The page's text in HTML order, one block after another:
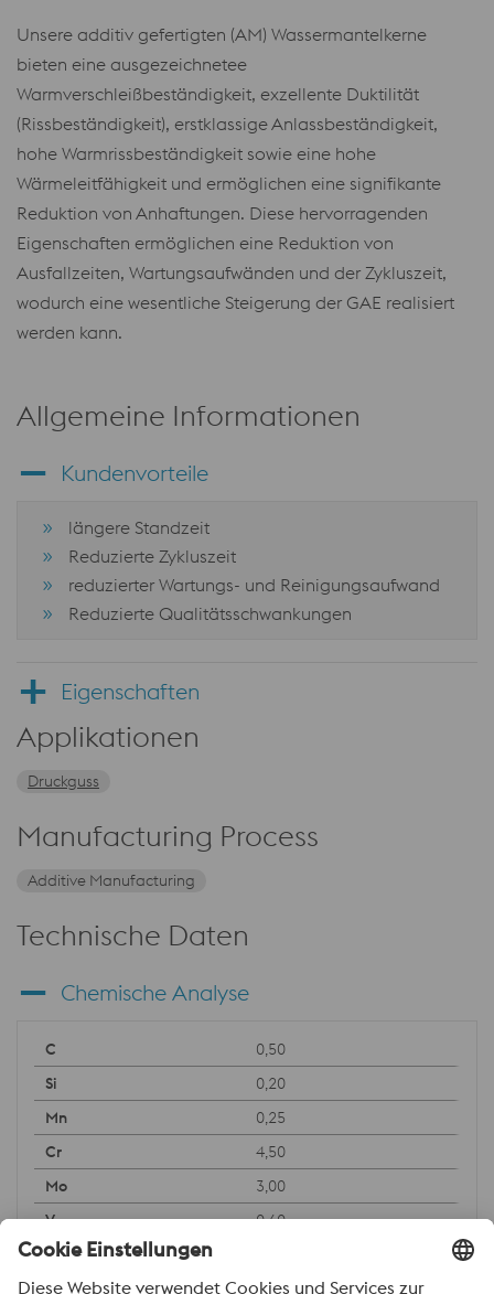
Unsere additiv gefertigten (AM) Wassermantelkerne
bieten eine ausgezeichnetee
Warmverschleißbeständigkeit, exzellente Duktilität
(Rissbeständigkeit), erstklassige Anlassbeständigkeit,
hohe Warmrissbeständigkeit sowie eine hohe
Wärmeleitfähigkeit und ermöglichen eine signifikante
Reduktion von Anhaftungen. Diese hervorragenden
Eigenschaften ermöglichen eine Reduktion von
Ausfallzeiten, Wartungsaufwänden und der Zykluszeit,
wodurch eine wesentliche Steigerung der GAE realisiert
werden kann.
Allgemeine Informationen
Kundenvorteile
längere Standzeit
Reduzierte Zykluszeit
reduzierter Wartungs- und Reinigungsaufwand
Reduzierte Qualitätsschwankungen
Eigenschaften
Applikationen
Druckguss
Manufacturing Process
Additive Manufacturing
Technische Daten
Chemische Analyse
0,50
0,20
0,25
4,50
3,00
0,60